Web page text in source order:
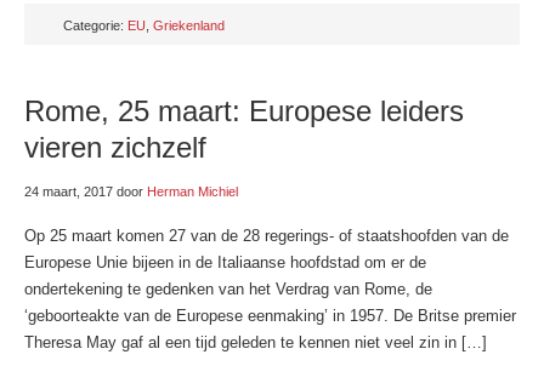
Categorie: EU Griekenland
Rome, 25 maart: Europese leiders
vieren zichzelf
24 maart, 2017 door Herman Michiel
Op 25 maart komen 27 van de 28 regerings- of staatshoofden van de
Europese Unie bijeen in de Italiaanse hoofdstad om er de
ondertekening te gedenken van het Verdrag van Rome, de
‘geboorteakte van de Europese eenmaking’ in 1957. De Britse premier
Theresa May gaf al een tijd geleden te kennen niet veel zin in […]